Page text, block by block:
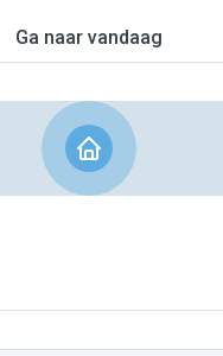
Ga naar vandaag